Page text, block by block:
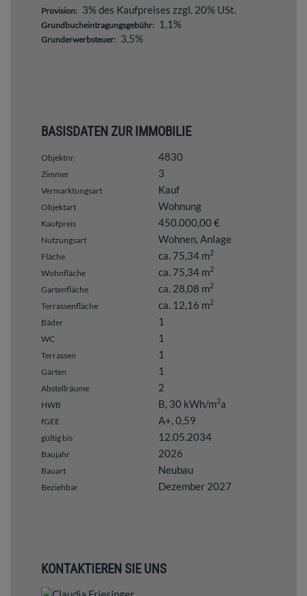
Provision: 3% des Kaufpreises zzgl. 20% USt.
Grundbucheintragungsgebühr: 1,1%
Grunderwerbsteuer: 3,5%
BASISDATEN ZUR IMMOBILIE
Objektnr. 4830
Zimmer 3
Vermarktungsart Kauf
Objektart Wohnung
Kaufpreis 450.000,00 €
Nutzungsart Wohnen Anlage
Fläche ca. 75,34 m2
Wohnfläche ca. 75,34 m2
Gartenfläche ca. 28,08 m2
Terrassenfläche ca. 12,16 m2
Bäder 1
WC 1
Terrassen 1
Gärten 1
Abstellräume 2
HWB B, 30 kWh/m2a
fGEE A+, 0,59
gültig bis 12.05.2034
Baujahr 2026
Bauart Neubau
Beziehbar Dezember 2027
KONTAKTIEREN SIE UNS